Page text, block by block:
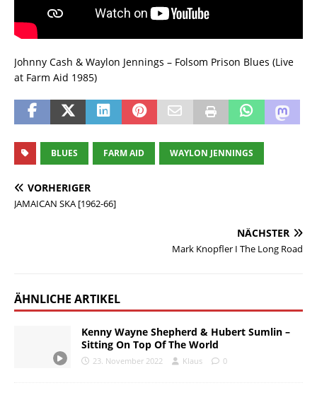
Johnny Cash & Waylon Jennings – Folsom Prison Blues (Live
at Farm Aid 1985)
BLUES FARM AID WAYLON JENNINGS
VORHERIGER
JAMAICAN SKA [1962-66]
NÄCHSTER
Mark Knopfler I The Long Road
ÄHNLICHE ARTIKEL
Kenny Wayne Shepherd & Hubert Sumlin –
Sitting On Top Of The World
23. November 2022 Klaus 0